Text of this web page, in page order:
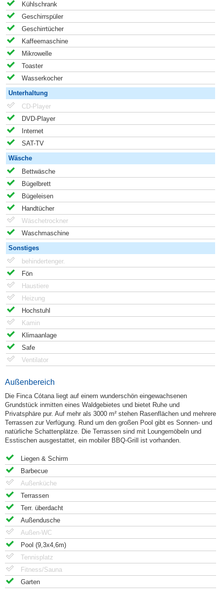
Kühlschrank
Geschirrspüler
Geschirrtücher
Kaffeemaschine
Mikrowelle
Toaster
Wasserkocher
Unterhaltung
CD-Player
DVD-Player
Internet
SAT-TV
Wäsche
Bettwäsche
Bügelbrett
Bügeleisen
Handtücher
Wäschetrockner
Waschmaschine
Sonstiges
behindertenger.
Fön
Haustiere
Heizung
Hochstuhl
Kamin
Klimaanlage
Safe
Ventilator
Außenbereich
Die Finca Cótana liegt auf einem wunderschön eingewachsenen
Grundstück inmitten eines Waldgebietes und bietet Ruhe und
Privatsphäre pur. Auf mehr als 3000 m² stehen Rasenflächen und mehrere
Terrassen zur Verfügung. Rund um den großen Pool gibt es Sonnen- und
natürliche Schattenplätze. Die Terrassen sind mit Loungemöbeln und
Esstischen ausgestattet, ein mobiler BBQ-Grill ist vorhanden.
Liegen & Schirm
Barbecue
Außenküche
Terrassen
Terr. überdacht
Außendusche
Außen-WC
Pool (9,3x4,6m)
Tennisplatz
Fitness/Sauna
Garten